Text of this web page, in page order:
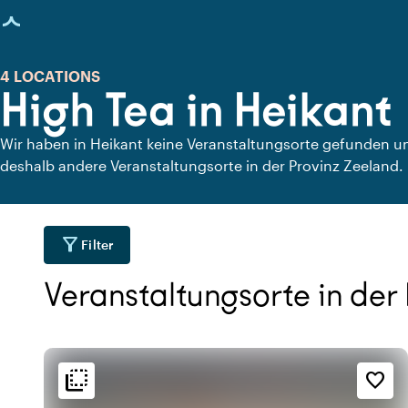
geladen
High Tea in Heikant
4 LOCATIONS
Wir haben in Heikant keine Veranstaltungsorte gefunden
deshalb andere Veranstaltungsorte in der Provinz Zeeland.
filter_alt Filter
Veranstaltungsorte in der
flip_to_back favorite_border
flip_to_back Ambiente und Ästhetik
Erreichbarkeit und Lage